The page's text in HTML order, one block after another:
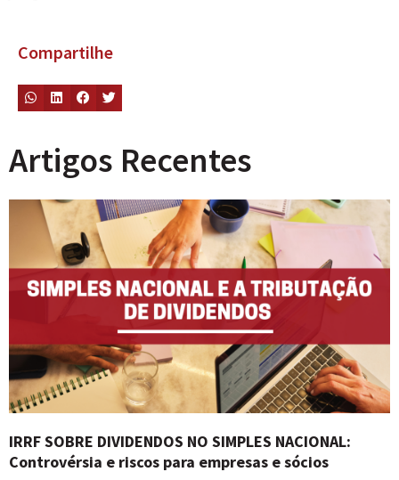
Compartilhe
Artigos Recentes
IRRF SOBRE DIVIDENDOS NO SIMPLES NACIONAL:
Controvérsia e riscos para empresas e sócios